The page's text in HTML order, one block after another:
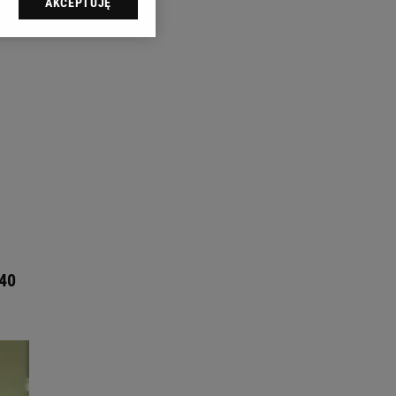
sp. z o.o., jej
swoje preferencje
celów identyfikacji.
reklam i treści,